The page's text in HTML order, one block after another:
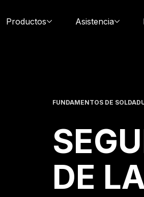
Productos Asistencia
FUNDAMENTOS DE
DE